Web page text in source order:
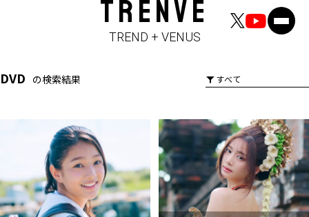
TRENVE
TREND + VENUS
DVD の検索結果